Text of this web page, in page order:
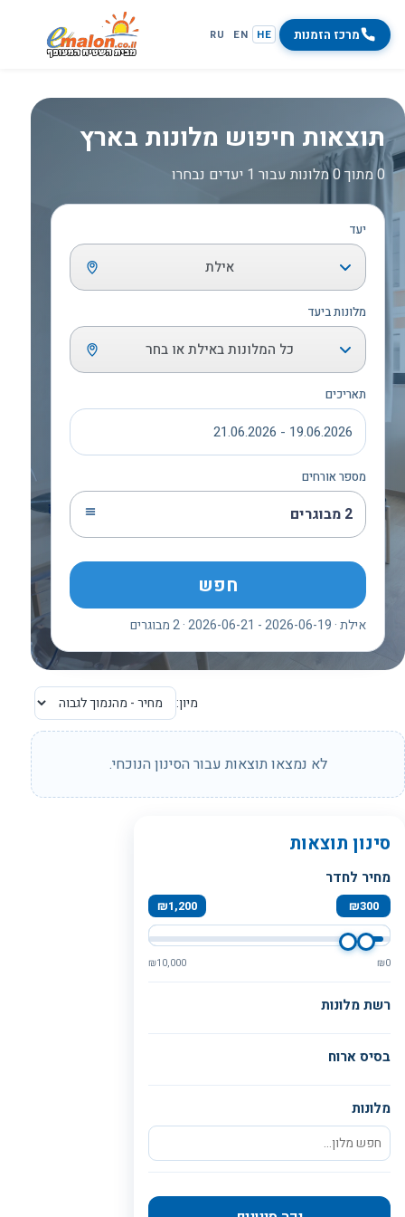
מרכז הזמנות HE
EN
RU
תוצאות חיפוש מלונות בארץ
0 מתוך 0 מלונות עבור 1 יעדים נבחרו
יעד
אילת
מלונות ביעד
כל המלונות באילת או בחר
תאריכים
19.06.2026 - 21.06.2026
מספר אורחים
2 מבוגרים
חפש
אילת · 2026-06-19 - 2026-06-21 · 2 מבוגרים
מיון:
לא נמצאו תוצאות עבור הסינון הנוכחי.
סינון תוצאות
מחיר לחדר
₪300
₪1,200
₪0
₪10,000
רשת מלונות
בסיס ארוח
מלונות